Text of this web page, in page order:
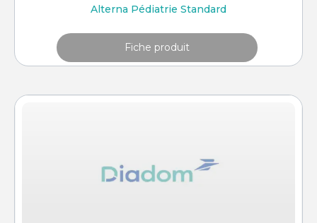
Alterna Pédiatrie Standard
Fiche produit